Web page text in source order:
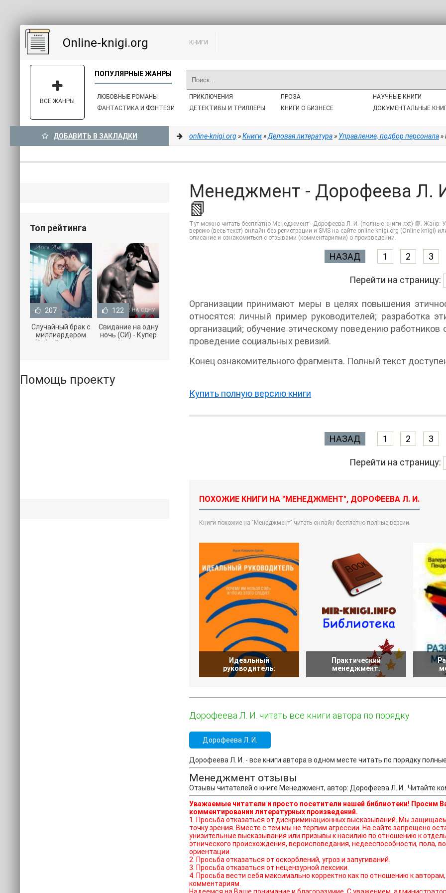
Online-knigi.org КНИГИ
ЛЮБОВНЫЕ РОМАНЫ
ФАНТАСТИКА И ФЭНТЕЗИ
ПРИКЛЮЧЕНИЯ
ДЕТЕКТИВЫ И ТРИЛЛЕРЫ
ПРОЗА
КНИГИ О БИЗНЕСЕ
НАУЧНЫЕ КНИГИ
ДОКУМЕНТАЛЬНЫЕ
ВСЕ ЖАНРЫ
ДОБАВИТЬ В ЗАКЛАДКИ online-knigi.org»Книги»Деловая литература» Управление, подбор персонала»
Менеджмент - Дорофеева Л.
📗
Тут можно читать бесплатно Менеджмент - Дорофеева Л. И. (полные книги .txt) 📗. Жанр:
версию (весь текст) онлайн без регистрации и SMS на сайте online-knigi.org (Online knigi)
описание и ознакомиться с отзывами (комментариями) о произведении.
НАЗАД 1 2 3
Перейти на страницу:
Организации принимают меры в целях повышения
относятся: личный пример руководителей; разработка
организаций; обучение этическому поведению работников
проведение социальных ревизий.
Конец ознакомительного фрагмента.
Купить полную версию книги
НАЗАД 1 2 3
Перейти на страницу:
ПОХОЖИЕ КНИГИ НА "МЕНЕДЖМЕНТ", ДОРОФЕЕВА Л. И.
Книги похожие на "Менеджмент" читать онлайн бесплатно полные версии.
Идеальный
руководитель:
Практический
менеджмент.
Дорофеева Л. И. читать все книги автора по порядку
Дорофеева Л. И.
Дорофеева Л. И. - все книги автора в одном месте читать по порядку
Менеджмент отзывы
Отзывы читателей о книге Менеджмент, автор: Дорофеева Л. И.. Читайте
Уважаемые читатели и просто посетители нашей библиотеки! Просим
комментировании литературных произведений.
1. Просьба отказаться от дискриминационных высказываний. Мы защищаем право наших читателей свободно выражать свою
точку зрения. Вместе с тем мы не терпим агрессии. На сайте запрещено
унизительные высказывания или призывы к насилию по отношению к
этнического происхождения, вероисповедания, недееспособности, пола,
ориентации.
2. Просьба отказаться от оскорблений, угроз и запугиваний.
3. Просьба отказаться от нецензурной лексики.
4. Просьба вести себя максимально корректно как по отношению к
комментариям.
Топ рейтинга
207
Случайный брак с
миллиардером
(СИ) - Лав Агата
122
Свидание на одну
ночь (СИ) - Купер
Хелен
Помощь проекту